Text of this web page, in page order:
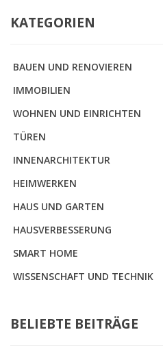
KATEGORIEN
BAUEN UND RENOVIEREN
IMMOBILIEN
WOHNEN UND EINRICHTEN
TÜREN
INNENARCHITEKTUR
HEIMWERKEN
HAUS UND GARTEN
HAUSVERBESSERUNG
SMART HOME
WISSENSCHAFT UND TECHNIK
BELIEBTE BEITRÄGE